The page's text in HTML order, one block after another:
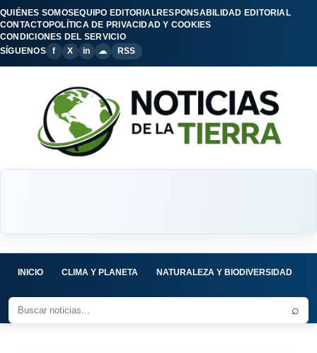
QUIÉNES SOMOSEQUIPO EDITORIALRESPONSABILIDAD EDITORIAL
CONTACTOPOLÍTICA DE PRIVACIDAD Y COOKIES
CONDICIONES DEL SERVICIO
SÍGUENOS
f X in ☁ RSS
INICIO CLIMA Y PLANETA NATURALEZA Y BIODIVERSIDAD
⌕